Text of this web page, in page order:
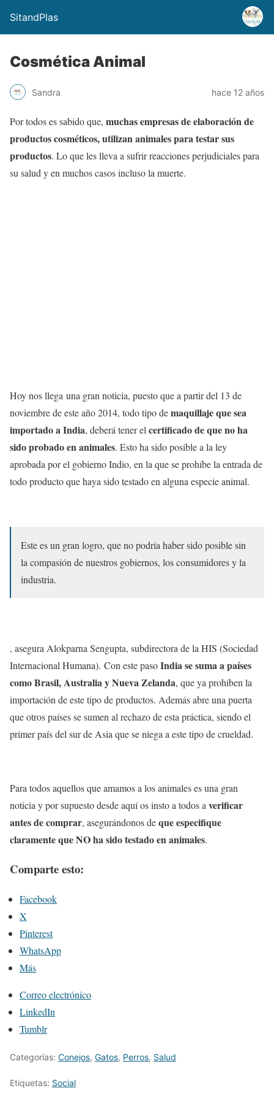
SitandPlas
Cosmética Animal
Sandra hace 12 años
Por todos es sabido que, muchas empresas de elaboración de
productos cosméticos, utilizan animales para testar sus
productos. Lo que les lleva a sufrir reacciones perjudiciales para
su salud y en muchos casos incluso la muerte.
Hoy nos llega una gran noticia, puesto que a partir del 13 de
noviembre de este año 2014, todo tipo demaquillaje que sea
importado a India, deberá tener el certificado de que no ha
sido probado en animales. Esto ha sido posible a la ley
aprobada por el gobierno Indio, en la que se prohíbe la entrada de
todo producto que haya sido testado en alguna especie animal.
Este es un gran logro, que no podría haber sido posible sin
la compasión de nuestros gobiernos, los consumidores y la
industria.
, asegura Alokparna Sengupta, subdirectora de la HIS (Sociedad
Internacional Humana). Con este pasoIndia se suma a países
como Brasil, Australia y Nueva Zelanda, que ya prohíben la
importación de este tipo de productos. Además abre una puerta
que otros países se sumen al rechazo de esta práctica, siendo el
primer país del sur de Asia que se niega a este tipo de crueldad.
Para todos aquellos que amamos a los animales es una gran
noticia y por supuesto desde aquí os insto a todos a verificar
antes de comprar, asegurándonos deque especifique
claramente que NO ha sido testado en animales.
Comparte esto:
Facebook
X
Pinterest
WhatsApp
Más
Correo electrónico
LinkedIn
Tumblr
Categorías: Conejos, Gatos, Perros, Salud
Etiquetas: Social